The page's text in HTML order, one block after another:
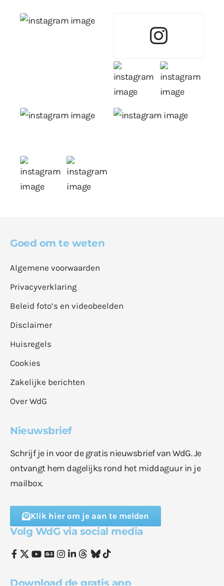
Goed om te weten
Algemene voorwaarden
Privacyverklaring
Beleid foto’s en videobeelden
Disclaimer
Huisregels
Cookies
Zakelijke berichten
Over WdG
Nieuwsbrief
Schrijf je in voor de gratis nieuwsbrief van WdG. Je
ontvangt hem dagelijks rond het middaguur in je
mailbox.
Klik hier om je aan te melden
Volg WdG via social media
Download de gratis app